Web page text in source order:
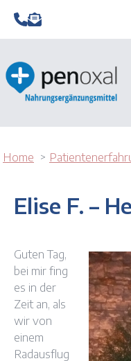
Home
Elise F. –
Guten Tag,
bei mir fing
es in der
Zeit an, als
wir von
einem
Radausflug